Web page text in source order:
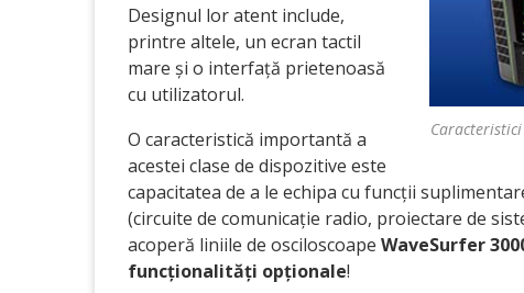
Designul lor atent include,
printre altele, un ecran tactil
mare și o interfață prietenoasă
cu utilizatorul.
O caracteristică importantă a
acestei clase de dispozitive este
capacitatea de a le echipa cu funcții
(circuite de comunicație radio, proiectare de
acoperă liniile de osciloscoape WaveSurfer
funcționalități opționale!